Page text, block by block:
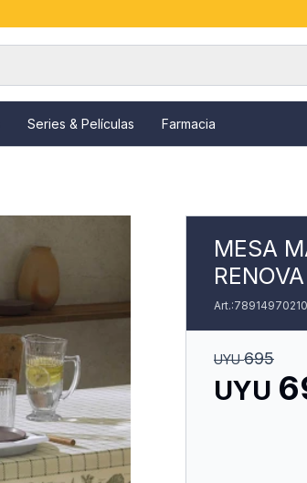
Series & Películas Farmacia
MESA
UYU
UYU 695